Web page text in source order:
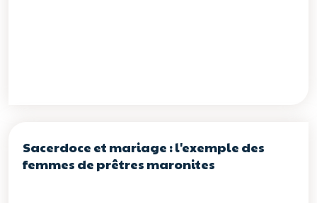
Sacerdoce et mariage : l'exemple des
femmes de prêtres maronites